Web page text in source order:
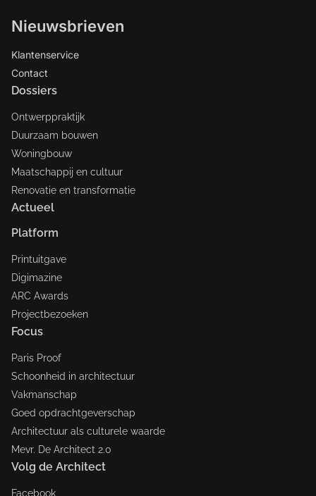
Nieuwsbrieven
Klantenservice
Contact
Dossiers
Ontwerppraktijk
Duurzaam bouwen
Woningbouw
Maatschappij en cultuur
Renovatie en transformatie
Actueel
Platform
Printuitgave
Digimazine
ARC Awards
Projectbezoeken
Focus
Paris Proof
Schoonheid in architectuur
Vakmanschap
Goed opdrachtgeverschap
Architectuur als culturele waarde
Mevr. De Architect 2.0
Volg de Architect
Facebook